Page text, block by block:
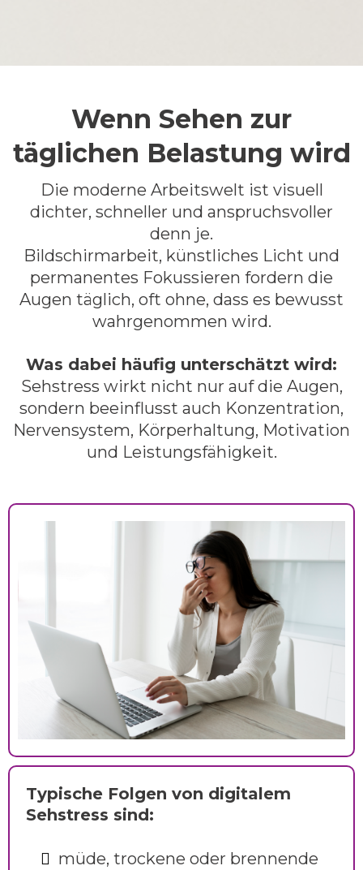
Wenn Sehen zur
täglichen Belastung wird
Die moderne Arbeitswelt ist visuell
dichter, schneller und anspruchsvoller
denn je.
Bildschirmarbeit, künstliches Licht und
permanentes Fokussieren fordern die
Augen täglich, oft ohne, dass es bewusst
wahrgenommen wird.
Was dabei häufig unterschätzt wird:
Sehstress wirkt nicht nur auf die Augen,
sondern beeinflusst auch Konzentration,
Nervensystem, Körperhaltung, Motivation
und Leistungsfähigkeit.
Typische Folgen von digitalem
Sehstress sind:
müde, trockene oder brennende